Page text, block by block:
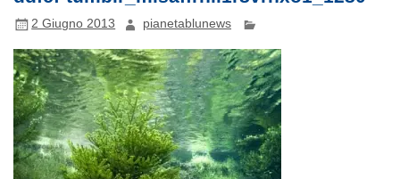
2 Giugno 2013 pianetablunews